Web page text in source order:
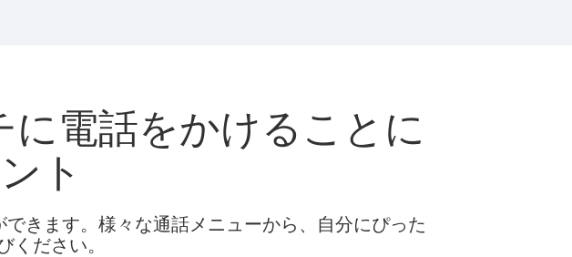
電話をかけることに
ト
きます。様々な通話メニューから、自分にぴった
ください。